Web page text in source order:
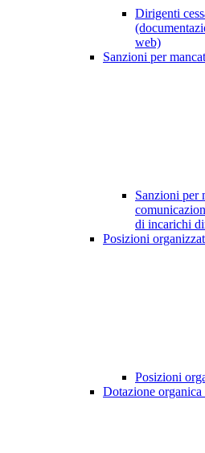
Dirigenti
web)
Sanzioni per
Sanzioni per
di incarichi
Posizioni
Posizioni
Dotazione organica